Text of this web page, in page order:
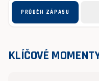
PRŮBĚH ZÁPASU
KLÍČOVÉ